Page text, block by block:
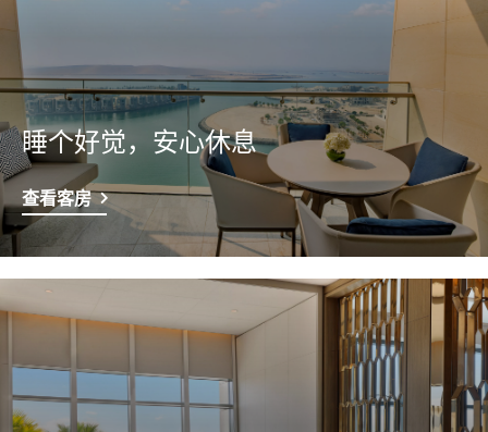
睡个好觉，安心休息
查看客房